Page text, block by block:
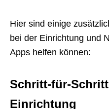
Hier sind einige
bei der Einrichtung und
Apps helfen können:
Schritt-für-
Einrichtung